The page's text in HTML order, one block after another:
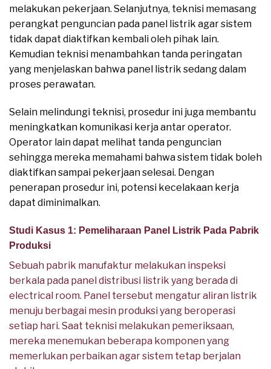
melakukan pekerjaan. Selanjutnya, teknisi memasang
perangkat penguncian pada panel listrik agar sistem
tidak dapat diaktifkan kembali oleh pihak lain.
Kemudian teknisi menambahkan tanda peringatan
yang menjelaskan bahwa panel listrik sedang dalam
proses perawatan.
Selain melindungi teknisi, prosedur ini juga membantu
meningkatkan komunikasi kerja antar operator.
Operator lain dapat melihat tanda penguncian
sehingga mereka memahami bahwa sistem tidak boleh
diaktifkan sampai pekerjaan selesai. Dengan
penerapan prosedur ini, potensi kecelakaan kerja
dapat diminimalkan.
Studi Kasus 1: Pemeliharaan Panel Listrik Pada Pabrik
Produksi
Sebuah pabrik manufaktur melakukan inspeksi
berkala pada panel distribusi listrik yang berada di
electrical room. Panel tersebut mengatur aliran listrik
menuju berbagai mesin produksi yang beroperasi
setiap hari. Saat teknisi melakukan pemeriksaan,
mereka menemukan beberapa komponen yang
memerlukan perbaikan agar sistem tetap berjalan